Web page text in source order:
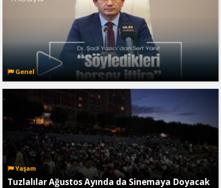
Genel
Yaşam
Tuzlalılar Ağustos Ayında da Sinemaya Doyacak